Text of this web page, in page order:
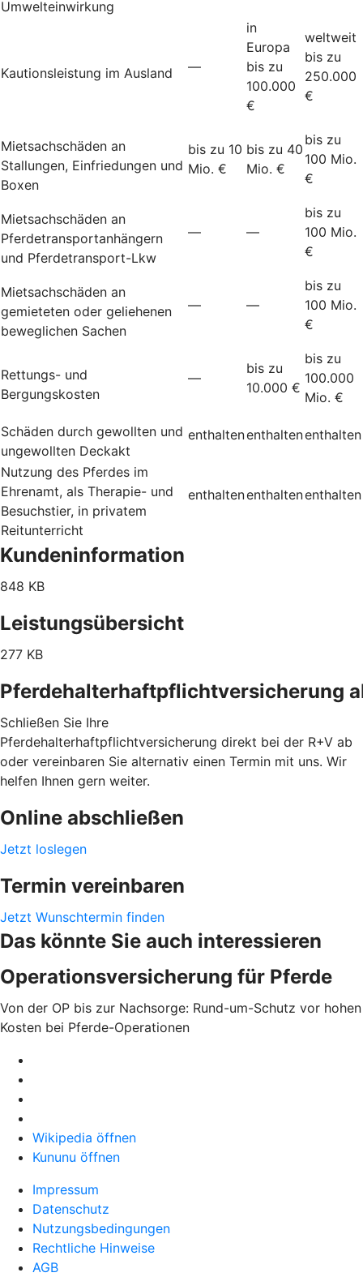
Umwelteinwirkung
Kautionsleistung im Ausland —
in
Europa
bis zu
100.000
€
weltweit
bis zu
250.000
€
Mietsachschäden an
Stallungen, Einfriedungen und
Boxen
bis zu 10
Mio. €
bis zu 40
Mio. €
bis zu
100 Mio.
€
Mietsachschäden an
Pferdetransportanhängern
und Pferdetransport-Lkw
— —
bis zu
100 Mio.
€
Mietsachschäden an
gemieteten oder geliehenen
beweglichen Sachen
— —
bis zu
100 Mio.
€
Rettungs- und
Bergungskosten
—
bis zu
10.000 €
bis zu
100.000
Mio. €
Schäden durch gewollten und
ungewollten Deckakt
enthaltenenthaltenenthalten
Nutzung des Pferdes im
Ehrenamt, als Therapie- und
Besuchstier, in privatem
Reitunterricht
enthaltenenthaltenenthalten
Kundeninformation
848 KB
Leistungsübersicht
277 KB
Pferdehalterhaftpflichtversicherung
Schließen Sie Ihre
Pferdehalterhaftpflichtversicherung direkt bei der R+V ab
oder vereinbaren Sie alternativ einen Termin mit uns. Wir
helfen Ihnen gern weiter.
Online abschließen
Jetzt loslegen
Termin vereinbaren
Jetzt Wunschtermin finden
Das könnte Sie auch interessieren
Operationsversicherung für Pferde
Von der OP bis zur Nachsorge: Rund-um-Schutz vor hohen
Kosten bei Pferde-Operationen
Wikipedia öffnen
Kununu öffnen
Impressum
Datenschutz
Nutzungsbedingungen
Rechtliche Hinweise
AGB